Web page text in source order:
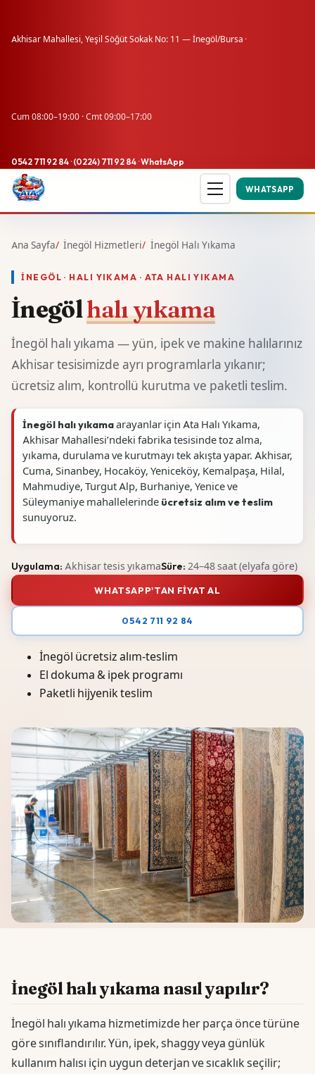
Akhisar Mahallesi, Yeşil Söğüt Sokak No: 11 — İnegöl/Bursa ·
Cum 08:00–19:00 · Cmt 09:00–17:00
0542 711 92 84 ·(0224) 711 92 84 ·WhatsApp
WHATSAPP
Ana Sayfa İnegöl Hizmetleri İnegöl Halı Yıkama
İNEGÖL · HALI YIKAMA · ATA HALI YIKAMA
İnegölhalı yıkama
İnegöl halı yıkama — yün, ipek ve makine halılarınız
Akhisar tesisimizde ayrı programlarla yıkanır;
ücretsiz alım, kontrollü kurutma ve paketli teslim.
İnegöl halı yıkamaarayanlar için Ata Halı Yıkama,
Akhisar Mahallesi’ndeki fabrika tesisinde toz alma,
yıkama, durulama ve kurutmayı tek akışta yapar. Akhisar,
Cuma, Sinanbey, Hocaköy, Yeniceköy, Kemalpaşa, Hilal,
Mahmudiye, Turgut Alp, Burhaniye, Yenice ve
Süleymaniye mahallelerinde ücretsiz alım ve teslim
sunuyoruz.
Uygulama: Akhisar tesis yıkamaSüre: 24–48 saat (elyafa göre)
WHATSAPP'TAN FIYAT AL
0542 711 92 84
İnegöl ücretsiz alım-teslim
El dokuma & ipek programı
Paketli hijyenik teslim
İnegöl halı yıkama nasıl yapılır?
İnegöl halı yıkama hizmetimizde her parça önce türüne
göre sınıflandırılır. Yün, ipek, shaggy veya günlük
kullanım halısı için uygun deterjan ve sıcaklık seçilir;